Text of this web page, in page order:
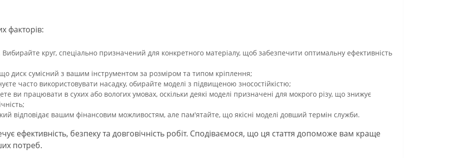
факторів:
Вибирайте круг, спеціально призначений для конкретного матеріалу, щоб забезпечити оптимальну ефективність
диск сумісний з вашим інструментом за розміром та типом кріплення;
часто використовувати насадку, обирайте моделі з підвищеною зносостійкістю;
ви працювати в сухих або вологих умовах, оскільки деякі моделі призначені для мокрого різу, що знижує
відповідає вашим фінансовим можливостям, але пам'ятайте, що якісні моделі довший термін служби.
ефективність, безпеку та довговічність робіт. Сподіваємося, що ця стаття допоможе вам краще
потреб.